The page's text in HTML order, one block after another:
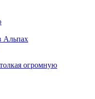
Альпах
огромную